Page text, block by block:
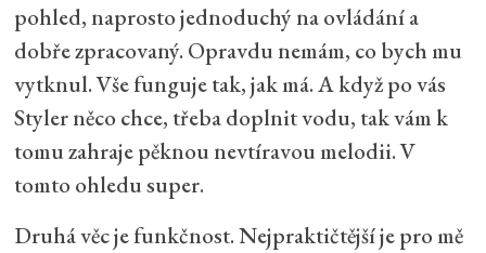
pohled, naprosto jednoduchý na ovládání a
dobře zpracovaný. Opravdu nemám, co bych mu
vytknul. Vše funguje tak, jak má. A když po vás
Styler něco chce, třeba doplnit vodu, tak vám k
tomu zahraje pěknou nevtíravou melodii. V
tomto ohledu super.
Druhá věc je funkčnost. Nejpraktičtější je pro mě